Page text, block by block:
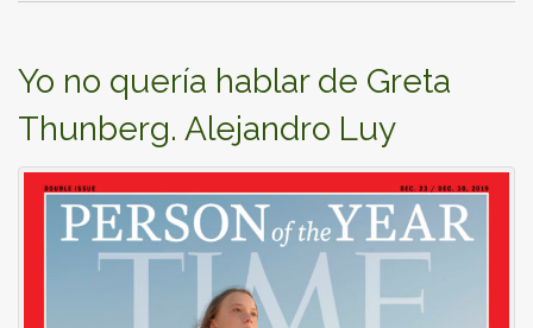
Yo no quería hablar de Greta
Thunberg. Alejandro Luy